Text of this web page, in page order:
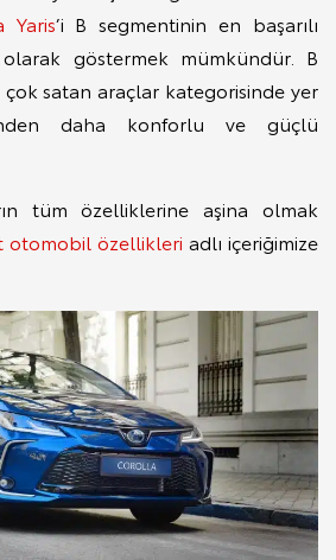
Yaris’i B segmentinin en başarılı
göstermek mümkündür. B
satan araçlar kategorisinde yer
daha konforlu ve güçlü
tüm özelliklerine aşina olmak
otomobil özellikleri adlı içeriğimize